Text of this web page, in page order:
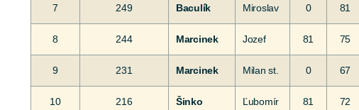
7 249 Baculík Miroslav 0 81
8 244 Marcinek Jozef 81 75
9 231 Marcinek Milan st. 0 67
10 216 Šinko Ľubomír 81 72